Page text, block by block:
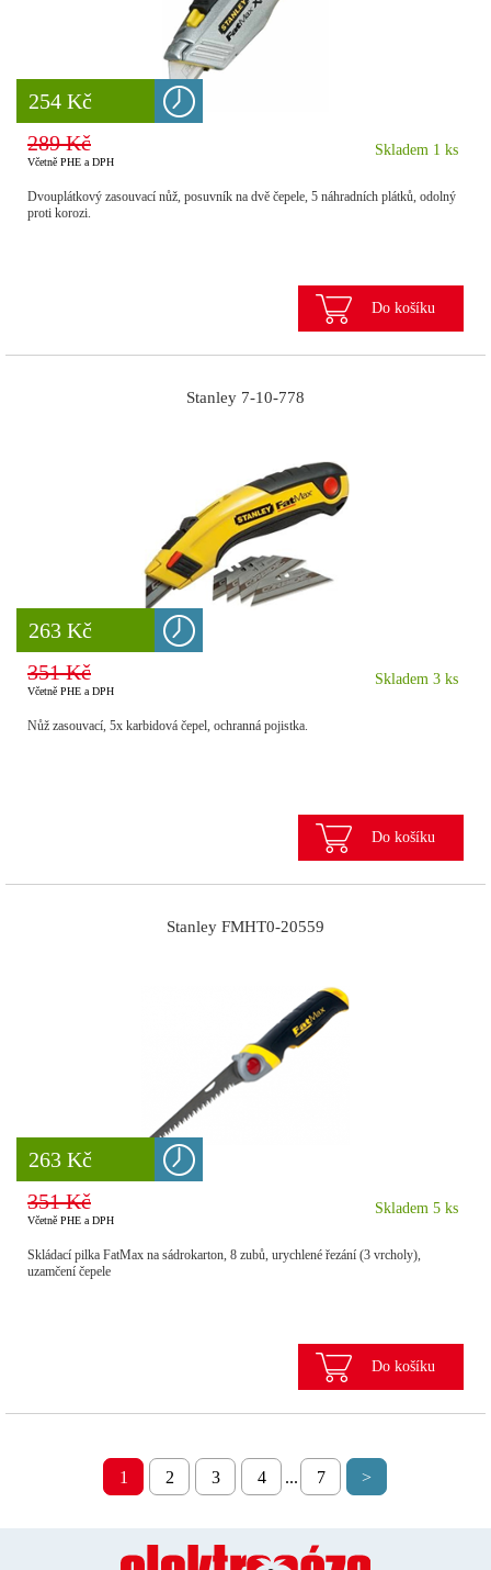
8 777 Kč
254 Kč
289 Kč
Včetně PHE a DPH
Skladem 1 ks
Dvouplátkový zasouvací nůž, posuvník na dvě čepele, 5 náhradních plátků, odolný
proti korozi.
Do košíku
8 777 Kč
263 Kč
Stanley 7-10-778
351 Kč
Včetně PHE a DPH
Skladem 3 ks
Nůž zasouvací, 5x karbidová čepel, ochranná pojistka.
Do košíku
8 777 Kč
263 Kč
Stanley FMHT0-20559
351 Kč
Včetně PHE a DPH
Skladem 5 ks
Skládací pilka FatMax na sádrokarton, 8 zubů, urychlené řezání (3 vrcholy),
uzamčení čepele
Do košíku
1 2 3 4 ... 7 >